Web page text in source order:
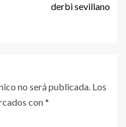
derbi sevillano
no será publicada. Los
con*